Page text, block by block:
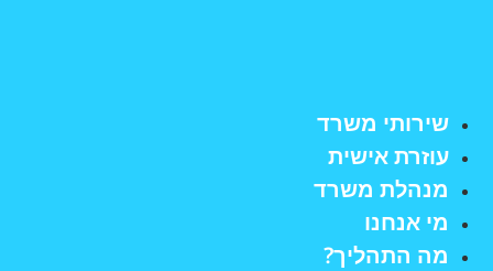
שירותי משרד
עוזרת אישית
מנהלת משרד
מי אנחנו
מה התהליך?